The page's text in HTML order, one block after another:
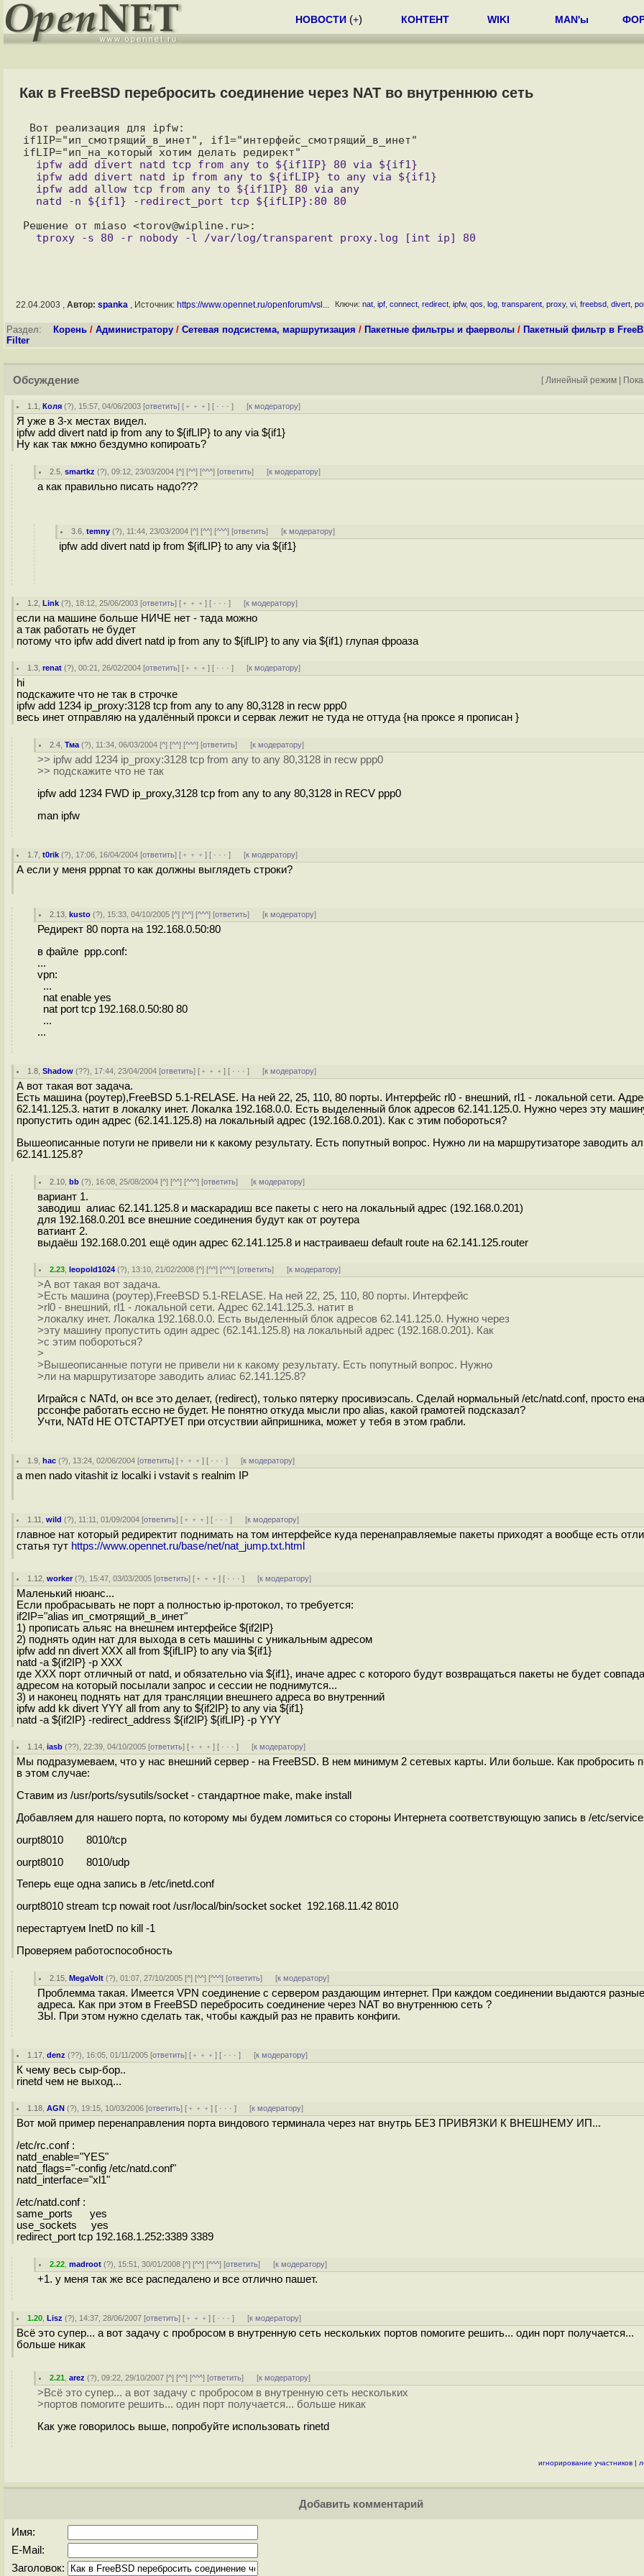
НОВОСТИ (+) КОНТЕНТ WIKI MAN'ы
Как в FreeBSD перебросить соединение через NAT во внутреннюю сеть
if1IP="ип_смотрящий_в_инет", if1="интерфейс_смотрящий_в_инет"
22.04.2003 , Автор: spanka, Источник: https://www.opennet.ru/openforum/vsl... Ключи: nat ipf connect redirect ipfw, qos log transparent proxy, vi freebsd divert
Раздел: Корень / Администратору / Сетевая подсистема, маршрутизация / Пакетные фильтры и фаерволы / Пакетный фильтр в
Filter
Обсуждение [ Линейный режим |
1.1 ,Коля (?), 15:57, 04/06/2003 [ответить] [ ﹢﹢﹢] [ · · ·] [к модератору]
Я уже в 3-х местах видел.
ipfw add divert natd ip from any to ${ifLIP} to any via ${if1}
Ну как так мжно бездумно копироать?
2.5 ,smartkz (?), 09:12, 23/03/2004 [^] [^^] [^^^] [ответить] [к модератору]
а как правильно писать надо???
3.6 ,temny (?), 11:44, 23/03/2004 [^] [^^] [^^^] [ответить] [к модератору]
ipfw add divert natd ip from ${ifLIP} to any via ${if1}
1.2 ,Link (?), 18:12, 25/06/2003 [ответить] [ ﹢﹢﹢] [ · · ·] [к модератору]
если на машине больше НИЧЕ нет - тада можно
а так работать не будет
потому что ipfw add divert natd ip from any to ${ifLIP} to any via ${if1) глупая фроаза
1.3 ,renat (?), 00:21, 26/02/2004 [ответить] [ ﹢﹢﹢] [ · · ·] [к модератору]
hi
подскажите что не так в строчке
ipfw add 1234 ip_proxy:3128 tcp from any to any 80,3128 in recw ppp0
весь инет отправляю на удалённый прокси и сервак лежит не туда не оттуда {на проксе я прописан }
2.4 ,Тма (?), 11:34, 06/03/2004 [^] [^^] [^^^] [ответить] [к модератору]
>> ipfw add 1234 ip_proxy:3128 tcp from any to any 80,3128 in recw ppp0
>> подскажите что не так
ipfw add 1234 FWD ip_proxy,3128 tcp from any to any 80,3128 in RECV ppp0
man ipfw
1.7 ,t0rik (?), 17:06, 16/04/2004 [ответить] [ ﹢﹢﹢] [ · · ·] [к модератору]
А если у меня pppnat то как должны выглядеть строки?
2.13 ,kusto (?), 15:33, 04/10/2005 [^] [^^] [^^^] [ответить] [к модератору]
Редирект 80 порта на 192.168.0.50:80
в файле ppp.conf:
...
vpn:
...
nat enable yes
nat port tcp 192.168.0.50:80 80
...
...
1.8 ,Shadow (??), 17:44, 23/04/2004 [ответить] [ ﹢﹢﹢] [ · · ·] [к модератору]
А вот такая вот задача.
Есть машина (роутер),FreeBSD 5.1-RELASE. На ней 22, 25, 110, 80 порты. Интерфейс rl0 - внешний, rl1 - локальной сети.
62.141.125.3. натит в локалку инет. Локалка 192.168.0.0. Есть выделенный блок адресов 62.141.125.0. Нужно через эту
пропустить один адрес (62.141.125.8) на локальный адрес (192.168.0.201). Как с этим побороться?
Вышеописанные потуги не привели ни к какому результату. Есть попутный вопрос. Нужно ли на маршрутизаторе заводить
62.141.125.8?
2.10 ,bb (?), 16:08, 25/08/2004 [^] [^^] [^^^] [ответить] [к модератору]
вариант 1.
заводиш алиас 62.141.125.8 и маскарадиш все пакеты с него на локальный адрес (192.168.0.201)
для 192.168.0.201 все внешние соединения будут как от роутера
ватиант 2.
выдаёш 192.168.0.201 ещё один адрес 62.141.125.8 и настраиваеш default route на 62.141.125.router
2.23 ,leopold1024 (?), 13:10, 21/02/2008 [^] [^^] [^^^] [ответить] [к модератору]
>А вот такая вот задача.
>Есть машина (роутер),FreeBSD 5.1-RELASE. На ней 22, 25, 110, 80 порты. Интерфейс
>rl0 - внешний, rl1 - локальной сети. Адрес 62.141.125.3. натит в
>локалку инет. Локалка 192.168.0.0. Есть выделенный блок адресов 62.141.125.0. Нужно через
>эту машину пропустить один адрес (62.141.125.8) на локальный адрес (192.168.0.201). Как
>с этим побороться?
>
>Вышеописанные потуги не привели ни к какому результату. Есть попутный вопрос. Нужно
>ли на маршрутизаторе заводить алиас 62.141.125.8?
Играйся с NATd, он все это делает, (redirect), только пятерку просивиэсапь. Сделай нормальный /etc/natd.conf, просто
рссонфе работать ессно не будет. Не понятно откуда мысли про alias, какой грамотей подсказал?
Учти, NATd НЕ ОТСТАРТУЕТ при отсуствии айпришника, может у тебя в этом грабли.
1.9 ,hac (?), 13:24, 02/06/2004 [ответить] [ ﹢﹢﹢] [ · · ·] [к модератору]
a men nado vitashit iz localki i vstavit s realnim IP
1.11 ,wild (?), 11:11, 01/09/2004 [ответить] [ ﹢﹢﹢] [ · · ·] [к модератору]
главное нат который редиректит поднимать на том интерфейсе куда перенаправляемые пакеты приходят а вообще есть
статья тут https://www.opennet.ru/base/net/nat_jump.txt.html
1.12 ,worker(?), 15:47, 03/03/2005 [ответить] [ ﹢﹢﹢] [ · · ·] [к модератору]
Маленький нюанс...
Если пробрасывать не порт а полностью ip-протокол, то требуется:
if2IP="alias ип_смотрящий_в_инет"
1) прописать альяс на внешнем интерфейсе ${if2IP}
2) поднять один нат для выхода в сеть машины с уникальным адресом
ipfw add nn divert XXX all from ${ifLIP} to any via ${if1}
natd -a ${if2IP} -p XXX
где XXX порт отличный от natd, и обязательно via ${if1}, иначе адрес с которого будут возвращаться пакеты не будет
адресом на который посылали запрос и сессии не поднимутся...
3) и наконец поднять нат для трансляции внешнего адреса во внутренний
ipfw add kk divert YYY all from any to ${if2IP} to any via ${if1}
natd -a ${if2IP} -redirect_address ${if2IP} ${ifLIP} -p YYY
1.14 ,iasb (??), 22:39, 04/10/2005 [ответить] [ ﹢﹢﹢] [ · · ·] [к модератору]
Мы подразумеваем, что у нас внешний сервер - на FreeBSD. В нем минимум 2 сетевых карты. Или больше. Как пробросить
в этом случае:
Ставим из /usr/ports/sysutils/socket - стандартное make, make install
Добавляем для нашего порта, по которому мы будем ломиться со стороны Интернета соответствующую запись в /etc/
ourpt8010 8010/tcp
ourpt8010 8010/udp
Теперь еще одна запись в /etc/inetd.conf
ourpt8010 stream tcp nowait root /usr/local/bin/socket socket 192.168.11.42 8010
перестартуем InetD по kill -1
Проверяем работоспособность
2.15 ,MegaVolt (?), 01:07, 27/10/2005 [^] [^^] [^^^] [ответить] [к модератору]
Проблемма такая. Имеется VPN соединение c сервером раздающим интернет. При каждом соединении выдаются
адреса. Как при этом в FreeBSD перебросить соединение через NAT во внутреннюю сеть ?
ЗЫ. При этом нужно сделать так, чтобы каждый раз не править конфиги.
1.17 ,denz (??), 16:05, 01/11/2005 [ответить] [ ﹢﹢﹢] [ · · ·] [к модератору]
К чему весь сыр-бор..
rinetd чем не выход...
1.18 ,AGN (?), 19:15, 10/03/2006 [ответить] [ ﹢﹢﹢] [ · · ·] [к модератору]
Вот мой пример перенаправления порта виндового терминала через нат внутрь БЕЗ ПРИВЯЗКИ К ВНЕШНЕМУ ИП...
/etc/rc.conf :
natd_enable="YES"
natd_flags="-config /etc/natd.conf"
natd_interface="xl1"
/etc/natd.conf :
same_ports yes
use_sockets yes
redirect_port tcp 192.168.1.252:3389 3389
2.22 ,madroot (?), 15:51, 30/01/2008 [^] [^^] [^^^] [ответить] [к модератору]
+1. у меня так же все распедалено и все отлично пашет.
1.20 ,Lisz (?), 14:37, 28/06/2007 [ответить] [ ﹢﹢﹢] [ · · ·] [к модератору]
Всё это супер... а вот задачу с пробросом в внутренную сеть нескольких портов помогите решить... один порт получается...
больше никак
2.21 ,arez (?), 09:22, 29/10/2007 [^] [^^] [^^^] [ответить] [к модератору]
>Всё это супер... а вот задачу с пробросом в внутренную сеть нескольких
>портов помогите решить... один порт получается... больше никак
Как уже говорилось выше, попробуйте использовать rinetd
игнорирование участников |
Добавить комментарий
Имя:
E-Mail:
Заголовок: